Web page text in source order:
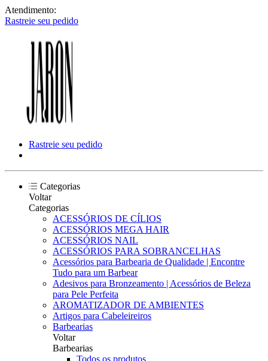
Atendimento:
Rastreie seu pedido
Rastreie seu pedido
Categorias
Voltar
Categorias
ACESSÓRIOS DE CÍLIOS
ACESSÓRIOS MEGA HAIR
ACESSÓRIOS NAIL
ACESSÓRIOS PARA SOBRANCELHAS
Acessórios para Barbearia de Qualidade | Encontre
Tudo para um Barbear
Adesivos para Bronzeamento | Acessórios de Beleza
para Pele Perfeita
AROMATIZADOR DE AMBIENTES
Artigos para Cabeleireiros
Barbearias
Voltar
Barbearias
Todos os produtos